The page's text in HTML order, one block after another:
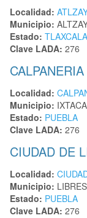
Localidad:
Municipio:
Estado: TLAXCALA
Clave LADA: 276
Localidad:
Municipio:
Estado: PUEBLA
Clave LADA: 276
CIUDAD DE
Localidad:
Municipio: LIBRES
Estado: PUEBLA
Clave LADA: 276